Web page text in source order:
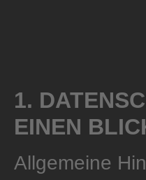
1.
EINEN
Allgemeine